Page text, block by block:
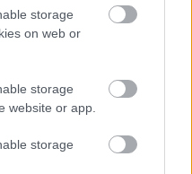
storage
on web or
storage
website or app.
storage